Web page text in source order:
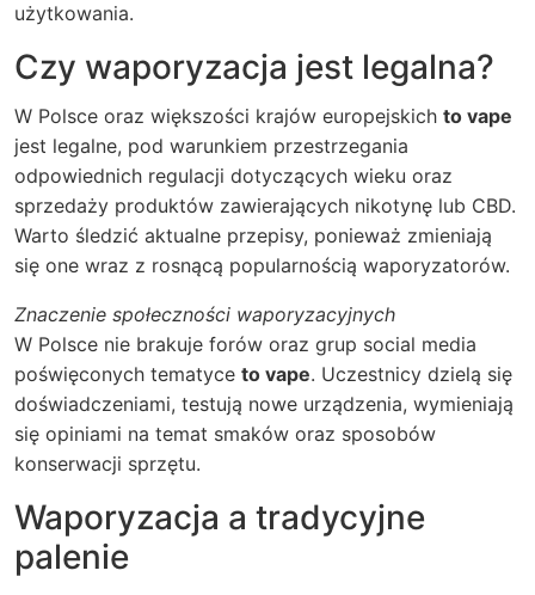
użytkowania.
Czy waporyzacja jest legalna?
W Polsce oraz większości krajów europejskich to vape
jest legalne, pod warunkiem przestrzegania
odpowiednich regulacji dotyczących wieku oraz
sprzedaży produktów zawierających nikotynę lub CBD.
Warto śledzić aktualne przepisy, ponieważ zmieniają
się one wraz z rosnącą popularnością waporyzatorów.
Znaczenie społeczności waporyzacyjnych
W Polsce nie brakuje forów oraz grup social media
poświęconych tematyce to vape. Uczestnicy dzielą się
doświadczeniami, testują nowe urządzenia, wymieniają
się opiniami na temat smaków oraz sposobów
konserwacji sprzętu.
Waporyzacja a tradycyjne
palenie